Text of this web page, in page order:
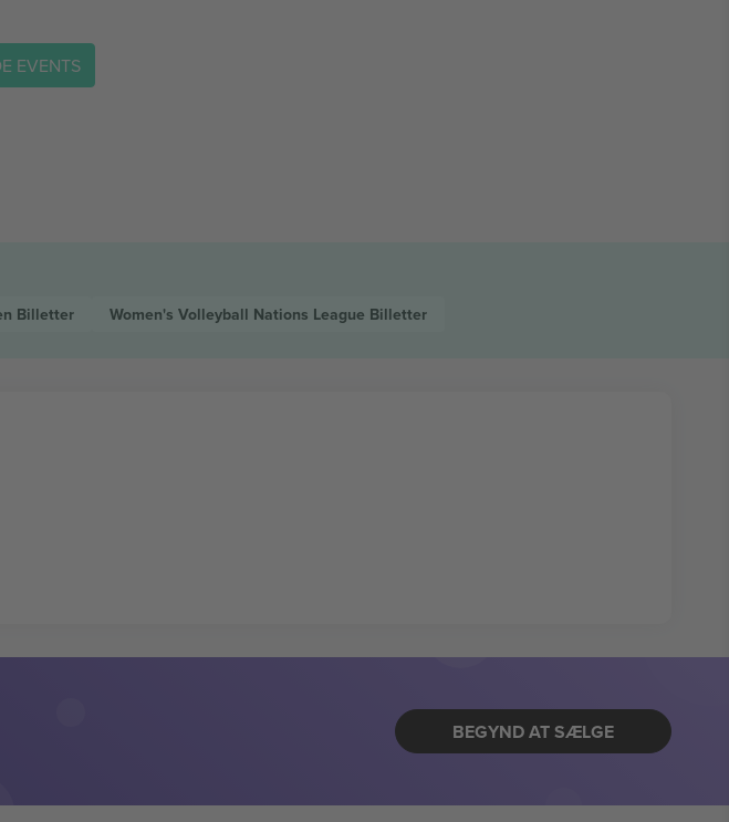
EVENTS
Billetter Women's Volleyball Nations League Billetter
BEGYND AT SÆLGE